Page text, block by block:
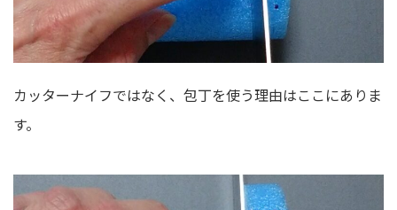
カッターナイフではなく、包丁を使う理由はここにありま
す。